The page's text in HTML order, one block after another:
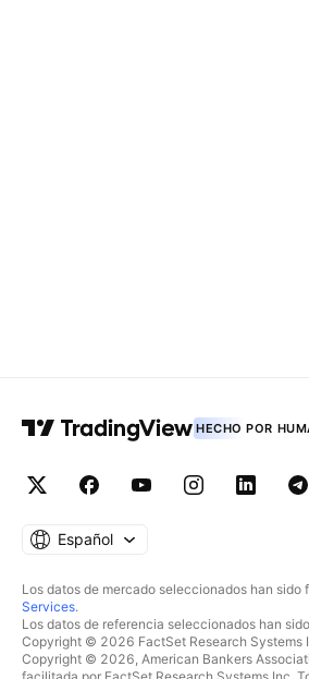
HECHO POR
Español
Los datos de mercado seleccionados han sido
Services.
Los datos de referencia seleccionados han
Copyright © 2026 FactSet Research Systems
Copyright © 2026, American Bankers